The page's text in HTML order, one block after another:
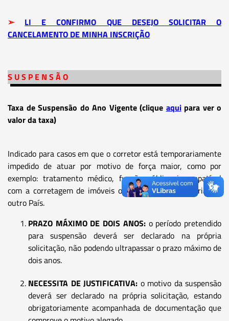
➢
LI E CONFIRMO QUE DESEJO SOLICITAR O
CANCELAMENTO DE MINHA INSCRIÇÃO
S U S P E N S Ã O
Taxa de Suspensão do Ano Vigente (clique aqui para ver o
valor da taxa)
Indicado para casos em que o corretor está temporariamente
impedido de atuar por motivo de força maior, como por
exemplo: tratamento médico, função pública incompatível
com a corretagem de imóveis ou residência temporária em
outro País.
PRAZO MÁXIMO DE DOIS ANOS:o período pretendido
para suspensão deverá ser declarado na própria
solicitação, não podendo ultrapassar o prazo máximo de
dois anos.
NECESSITA DE JUSTIFICATIVA: o motivo da suspensão
deverá ser declarado na própria solicitação, estando
obrigatoriamente acompanhada de documentação que